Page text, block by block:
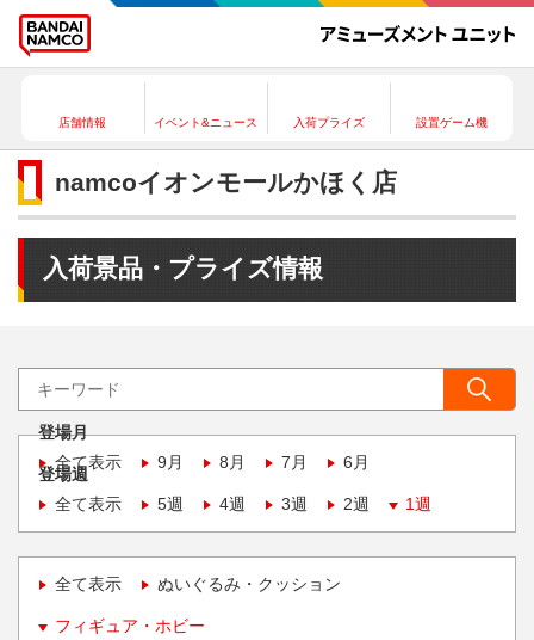
店舗情報 イベント&ニュース 入荷プライズ 設置ゲーム機
namcoイオンモールかほく店
入荷景品・プライズ情報
登場月
全て表示
9月 8月 7月 6月
登場週
全て表示
5週 4週 3週 2週 1週
全て表示 ぬいぐるみ・クッション
フィギュア・ホビー